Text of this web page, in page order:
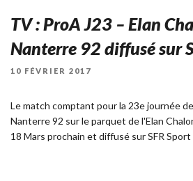
TV : ProA J23 – Elan
Nanterre 92 diffusé sur
PUBLIÉ
10 FÉVRIER 2017
Le match comptant pour la 23e journée
Nanterre 92 sur le parquet de l'Elan
18 Mars prochain et diffusé sur SFR Sport